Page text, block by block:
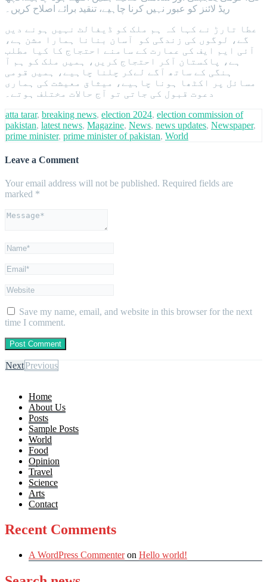
ریڈ لائنز کو عبور نہیں کرنا چاہیے، تنقید برائے اصلاح کریں۔
عطا تارڑ نے کہا کہ ہم ملک کو ڈیفالٹ نہیں ہونے دیں
گے، لوگوں کی زندگی کو آسان بنانا ہمارا مشن ہے،
آئی ایم ایف کی عمارت کے سامنے احتجاج کا کیا مطلب
ہے، پاکستان آکر احتجاج کریں، ہمیں ملک کو ہم آ
ہنگی کے ساتھ آگے لےکر چلنا چاہیے، ہمیں قومی
مسائل پر اکٹھا ہونا چاہیے، میثاق معیشت کی ہماری
دعوت قبول کی جاتی تو آج حالات مختلف ہوتے۔
atta tarar, breaking news, election 2024, election commission of
pakistan, latest news, Magazine, News, news updates, Newspaper,
prime minister, prime minister of pakistan, World
Leave a Comment
Your email address will not be published. Required fields are
marked *
Save my name, email, and website in this browser for the next
time I comment.
NextPrevious
Home
About Us
Posts
Sample Posts
World
Food
Opinion
Travel
Science
Arts
Contact
Recent Comments
A WordPress Commenteron Hello world!